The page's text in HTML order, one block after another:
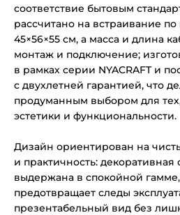
соответствие бытовым
рассчитано на встраивание
45×56×55 см, а масса и длина
монтаж и подключение;
в рамках серии NYACRAFT и
с двухлетней гарантией, что
продуманным выбором для
эстетики и функциональности.
Дизайн ориентирован на
и практичность: декоративная
выдержана в спокойной
предотвращает следы
презентабельный вид без